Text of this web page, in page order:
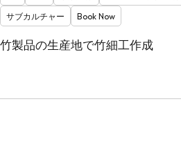
サブカルチャー
Book Now
竹製品の生産地で竹細工作成